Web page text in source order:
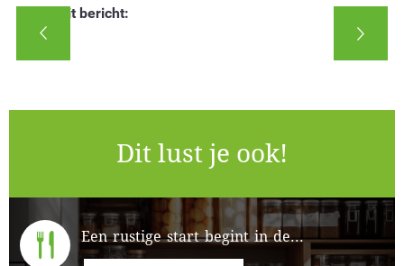
Deel dit bericht:
Dit lust je ook!
Een rustige start begint in de...